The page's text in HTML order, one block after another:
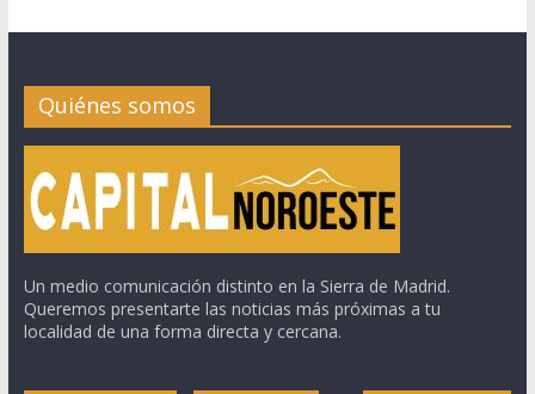
Quiénes somos
Un medio comunicación distinto en la Sierra de Madrid.
Queremos presentarte las noticias más próximas a tu
localidad de una forma directa y cercana.